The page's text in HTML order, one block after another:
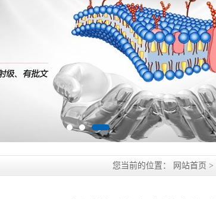
您当前的位置： 网站首页 >